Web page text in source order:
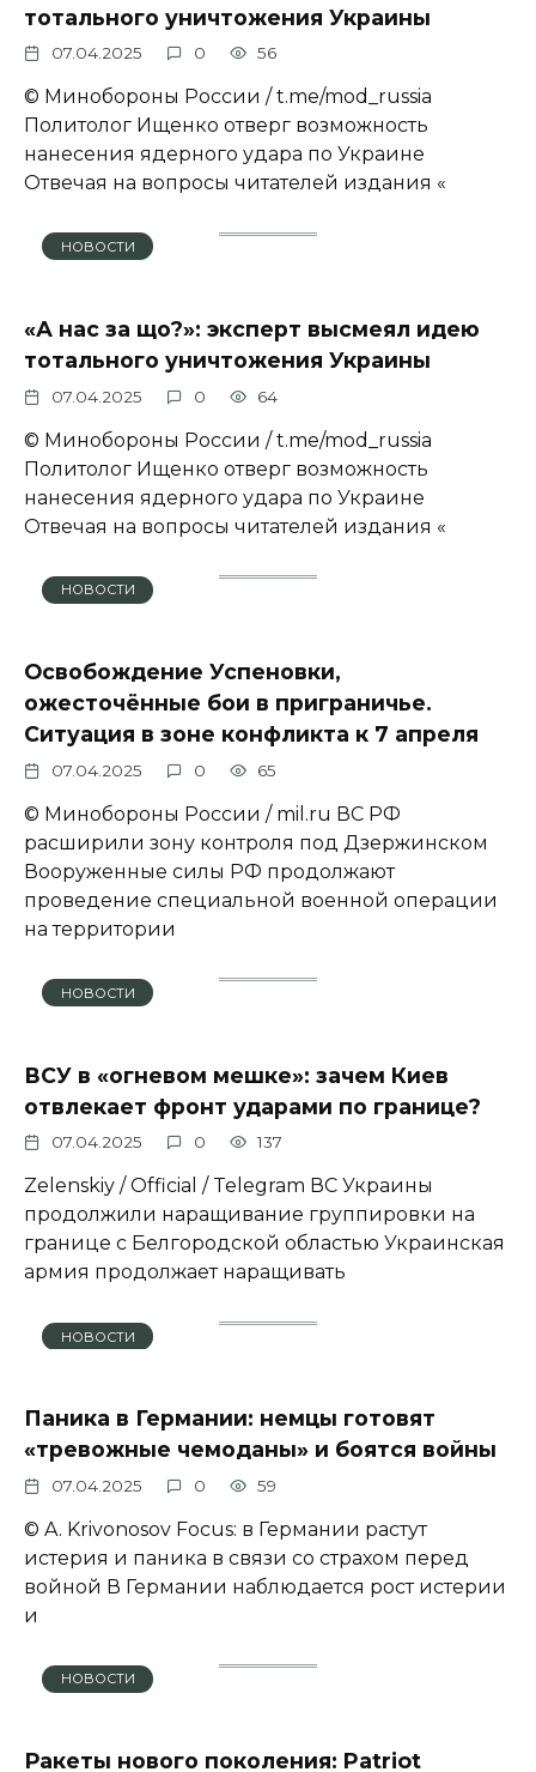
тотального уничтожения Украины
07.04.2025 0 56
© Минобороны России / t.me/mod_russia
Политолог Ищенко отверг возможность
нанесения ядерного удара по Украине
Отвечая на вопросы читателей издания «
НОВОСТИ
«А нас за що?»: эксперт высмеял идею
тотального уничтожения Украины
07.04.2025 0 64
© Минобороны России / t.me/mod_russia
Политолог Ищенко отверг возможность
нанесения ядерного удара по Украине
Отвечая на вопросы читателей издания «
НОВОСТИ
Освобождение Успеновки,
ожесточённые бои в приграничье.
Ситуация в зоне конфликта к 7 апреля
07.04.2025 0 65
© Минобороны России / mil.ru ВС РФ
расширили зону контроля под Дзержинском
Вооруженные силы РФ продолжают
проведение специальной военной операции
на территории
НОВОСТИ
ВСУ в «огневом мешке»: зачем Киев
отвлекает фронт ударами по границе?
07.04.2025 0 137
Zеlеnskiу / Оfficiаl / Telegram ВС Украины
продолжили наращивание группировки на
границе с Белгородской областью Украинская
армия продолжает наращивать
НОВОСТИ
Паника в Германии: немцы готовят
«тревожные чемоданы» и боятся войны
07.04.2025 0 59
© A. Krivonosov Focus: в Германии растут
истерия и паника в связи со страхом перед
войной В Германии наблюдается рост истерии
и
НОВОСТИ
Ракеты нового поколения: Patriot